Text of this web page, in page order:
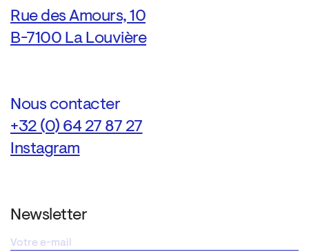
Rue des Amours, 10
B-7100 La Louvière
Nous contacter
+32 (0) 64 27 87 27
Instagram
Newsletter